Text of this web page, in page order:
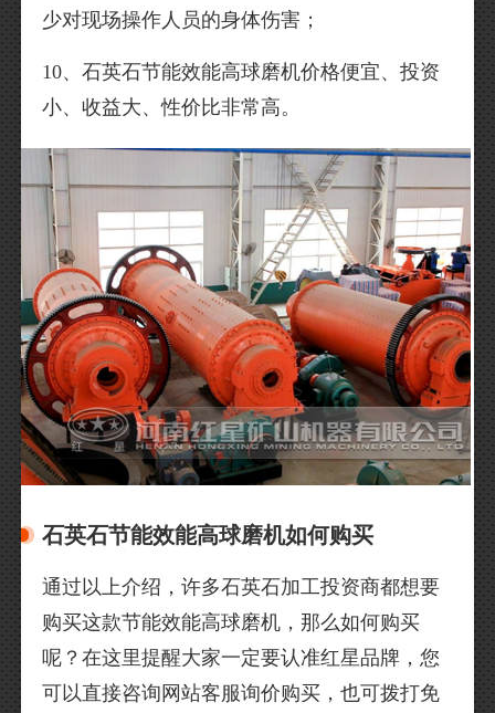
少对现场操作人员的身体伤害；
10、石英石节能效能高球磨机价格便宜、投资
小、收益大、性价比非常高。
石英石节能效能高球磨机如何购买
通过以上介绍，许多石英石加工投资商都想要
购买这款节能效能高球磨机，那么如何购买
呢？在这里提醒大家一定要认准红星品牌，您
可以直接咨询网站客服询价购买，也可拨打免